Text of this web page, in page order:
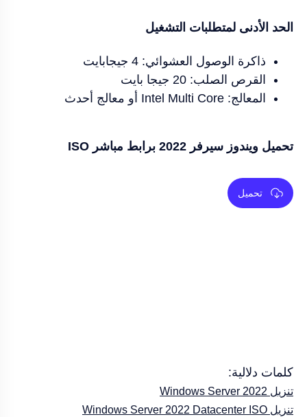
الحد الأدنى لمتطلبات التشغيل
ذاكرة الوصول العشوائي: 4 جيجابايت
القرص الصلب: 20 جيجا بايت
المعالج: Intel Multi Core أو معالج أحدث
تحميل ويندوز سيرفر 2022 برابط مباشر ISO
تحميل
كلمات دلالية:
تنزيل Windows Server 2022
تنزيل Windows Server 2022 Datacenter ISO